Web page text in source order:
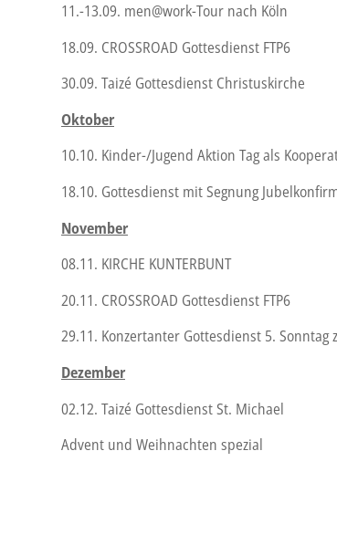
11.-13.09. men@work-Tour nach Köln
18.09. CROSSROAD Gottesdienst FTP6
30.09. Taizé Gottesdienst Christuskirche
Oktober
10.10. Kinder-/Jugend Aktion Tag als
18.10. Gottesdienst mit Segnung
November
08.11. KIRCHE KUNTERBUNT
20.11. CROSSROAD Gottesdienst FTP6
29.11. Konzertanter Gottesdienst 5. Sonntag
Dezember
02.12. Taizé Gottesdienst St. Michael
Advent und Weihnachten spezial